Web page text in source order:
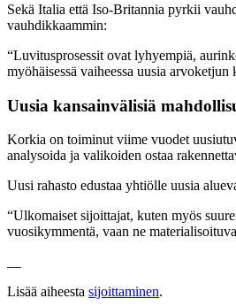
Sekä Italia että Iso-Britannia pyrkii
vauhdikkaammin:
“Luvitusprosessit ovat lyhyempiä,
myöhäisessä vaiheessa uusia
Uusia kansainvälisiä
Korkia on toiminut viime vuodet
analysoida ja valikoiden ostaa
Uusi rahasto edustaa yhtiölle uusia
“Ulkomaiset sijoittajat, kuten myös
vuosikymmentä, vaan ne
Lisää aiheesta sijoittaminen.